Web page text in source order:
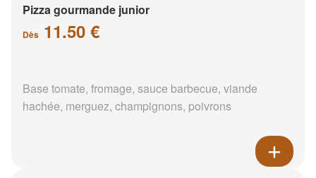
Pizza gourmande junior
Dès 11.50 €
Base tomate, fromage, sauce barbecue, viande
hachée, merguez, champignons, poivrons